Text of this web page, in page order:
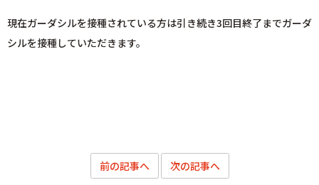
現在ガーダシルを接種されている方は引き続き3回目終了までガーダ
シルを接種していただきます。
前の記事へ 次の記事へ